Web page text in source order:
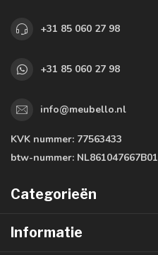
+31 85 060 27 98
+31 85 060 27 98
info@meubello.nl
KVK nummer: 77563433
btw-nummer: NL861047667B01
Categorieën
Informatie